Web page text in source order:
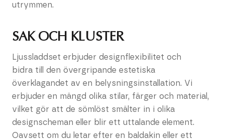
utrymmen.
SAK OCH KLUSTER
Ljussladdset erbjuder designflexibilitet och
bidra till den övergripande estetiska
överklagandet av en belysningsinstallation. Vi
erbjuder en mängd olika stilar, färger och material,
vilket gör att de sömlöst smälter in i olika
designscheman eller blir ett uttalande element.
Oavsett om du letar efter en baldakin eller ett